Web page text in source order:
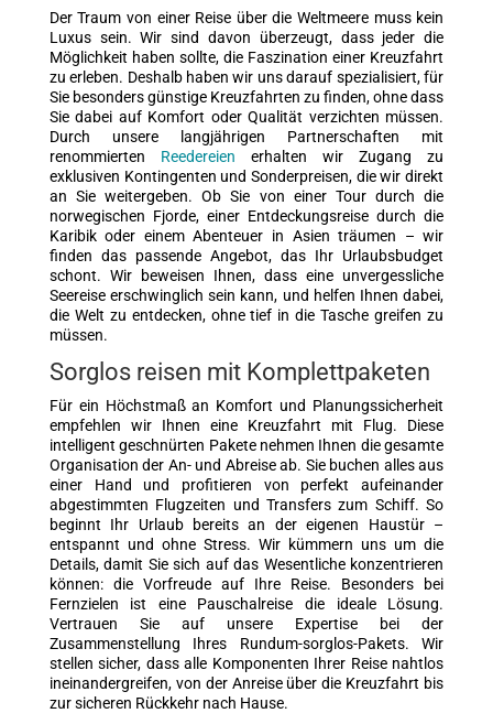
Der Traum von einer Reise über die Weltmeere muss kein
Luxus sein. Wir sind davon überzeugt, dass jeder die
Möglichkeit haben sollte, die Faszination einer Kreuzfahrt
zu erleben. Deshalb haben wir uns darauf spezialisiert, für
Sie besonders günstige Kreuzfahrten zu finden, ohne dass
Sie dabei auf Komfort oder Qualität verzichten müssen.
Durch unsere langjährigen Partnerschaften mit
renommierten Reedereien erhalten wir Zugang zu
exklusiven Kontingenten und Sonderpreisen, die wir direkt
an Sie weitergeben. Ob Sie von einer Tour durch die
norwegischen Fjorde, einer Entdeckungsreise durch die
Karibik oder einem Abenteuer in Asien träumen – wir
finden das passende Angebot, das Ihr Urlaubsbudget
schont. Wir beweisen Ihnen, dass eine unvergessliche
Seereise erschwinglich sein kann, und helfen Ihnen dabei,
die Welt zu entdecken, ohne tief in die Tasche greifen zu
müssen.
Sorglos reisen mit Komplettpaketen
Für ein Höchstmaß an Komfort und Planungssicherheit
empfehlen wir Ihnen eine Kreuzfahrt mit Flug. Diese
intelligent geschnürten Pakete nehmen Ihnen die gesamte
Organisation der An- und Abreise ab. Sie buchen alles aus
einer Hand und profitieren von perfekt aufeinander
abgestimmten Flugzeiten und Transfers zum Schiff. So
beginnt Ihr Urlaub bereits an der eigenen Haustür –
entspannt und ohne Stress. Wir kümmern uns um die
Details, damit Sie sich auf das Wesentliche konzentrieren
können: die Vorfreude auf Ihre Reise. Besonders bei
Fernzielen ist eine Pauschalreise die ideale Lösung.
Vertrauen Sie auf unsere Expertise bei der
Zusammenstellung Ihres Rundum-sorglos-Pakets. Wir
stellen sicher, dass alle Komponenten Ihrer Reise nahtlos
ineinandergreifen, von der Anreise über die Kreuzfahrt bis
zur sicheren Rückkehr nach Hause.